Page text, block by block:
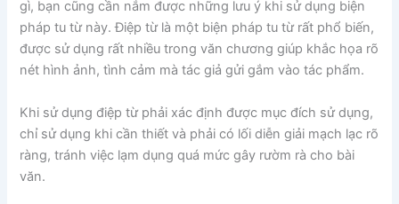
gì, bạn cũng cần nắm được những lưu ý khi sử dụng biện
pháp tu từ này. Điệp từ là một biện pháp tu từ rất phổ biến,
được sử dụng rất nhiều trong văn chương giúp khắc họa rõ
nét hình ảnh, tình cảm mà tác giả gửi gắm vào tác phẩm.
Khi sử dụng điệp từ phải xác định được mục đích sử dụng,
chỉ sử dụng khi cần thiết và phải có lối diễn giải mạch lạc rõ
ràng, tránh việc lạm dụng quá mức gây rườm rà cho bài
văn.